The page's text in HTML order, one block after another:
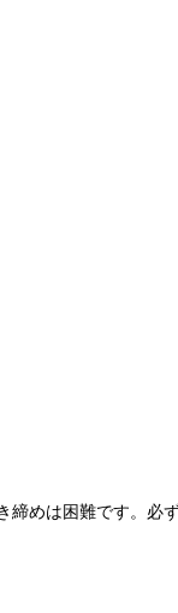
めは困難です。必